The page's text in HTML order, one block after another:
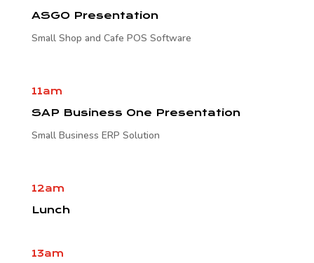
ASGO Presentation
Small Shop and Cafe POS Software
11am
SAP Business One Presentation
Small Business ERP Solution
12am
Lunch
13am